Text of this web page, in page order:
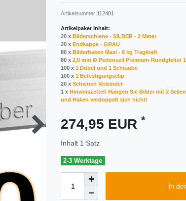
Artikelnummer 112401
Artikelpaket Inhalt:
20 x Bilderschiene - SILBER - 2 Meter
20 x Endkappe - GRAU
80 x Bilderhaken Maxi - 6 kg Tragkraft
80 x 2,0 mm Ø Perlonseil Premium-Rundgleiter
100 x 1 Dübel und 1 Schraube
100 x 1 Befestigungsclip
20 x Schienen Verbinder
1 x Hinweiszettel! Hängen Sie Bilder mit 2
und Haken verdoppelt sich nicht!
274,95 EUR *
Inhalt 1 Satz
2-3 Werktage
In